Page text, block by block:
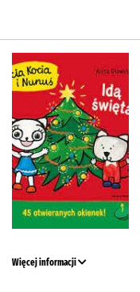
Więcej informacji